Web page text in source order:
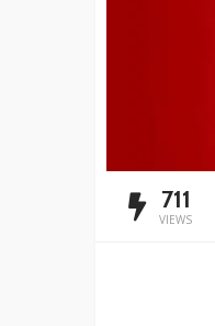
711
VIEWS